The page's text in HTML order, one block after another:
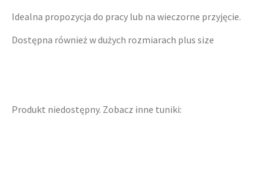
Idealna propozycja do pracy lub na wieczorne przyjęcie.
Dostępna również w dużych rozmiarach plus size
Produkt niedostępny. Zobacz inne tuniki: